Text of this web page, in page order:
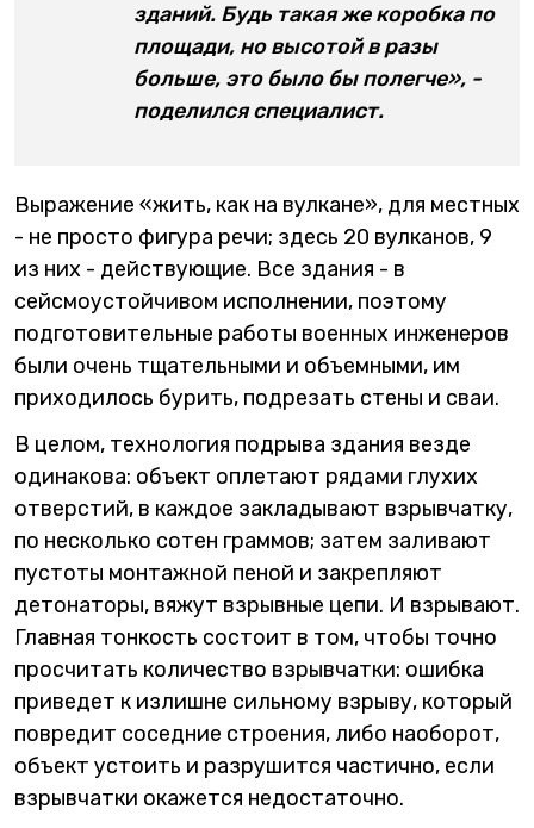
зданий. Будь такая же коробка по
площади, но высотой в разы
больше, это было бы полегче», -
поделился специалист.
Выражение «жить, как на вулкане», для местных
- не просто фигура речи; здесь 20 вулканов, 9
из них - действующие. Все здания - в
сейсмоустойчивом исполнении, поэтому
подготовительные работы военных инженеров
были очень тщательными и объемными, им
приходилось бурить, подрезать стены и сваи.
В целом, технология подрыва здания везде
одинакова: объект оплетают рядами глухих
отверстий, в каждое закладывают взрывчатку,
по несколько сотен граммов; затем заливают
пустоты монтажной пеной и закрепляют
детонаторы, вяжут взрывные цепи. И взрывают.
Главная тонкость состоит в том, чтобы точно
просчитать количество взрывчатки: ошибка
приведет к излишне сильному взрыву, который
повредит соседние строения, либо наоборот,
объект устоить и разрушится частично, если
взрывчатки окажется недостаточно.